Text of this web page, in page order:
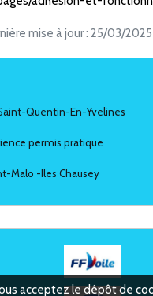
mise à jour : 25/03/2025
Quentin-En-Yvelines
permis pratique
Malo -Iles Chausey
acceptez le dépôt de